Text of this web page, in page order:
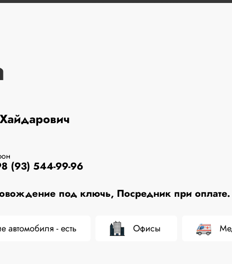
(93) 544-99-96
под ключь, Посредник при оплате.
автомобиля - есть Офисы